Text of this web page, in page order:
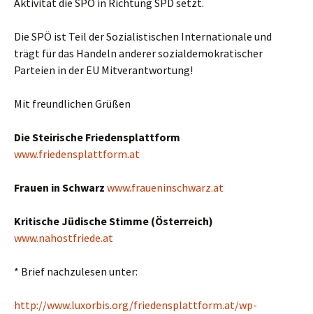
Aktivität die SPÖ in Richtung SPD setzt.
Die SPÖ ist Teil der Sozialistischen Internationale und
trägt für das Handeln anderer sozialdemokratischer
Parteien in der EU Mitverantwortung!
Mit freundlichen Grüßen
Die Steirische Friedensplattform
www.friedensplattform.at
Frauen in Schwarz www.fraueninschwarz.at
Kritische Jüdische Stimme (Österreich)
www.nahostfriede.at
* Brief nachzulesen unter:
http://www.luxorbis.org/friedensplattform.at/wp-